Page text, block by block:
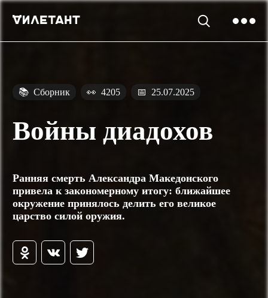
📚 Сборник 👀 4205 📅 25.07.2025
Войны диадохов
Ранняя смерть Александра Македонского
привела к закономерному итогу: ближайшее
окружение принялось делить его великое
царство силой оружия.